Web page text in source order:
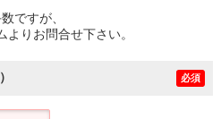
ですが、
よりお問合せ下さい。
必須